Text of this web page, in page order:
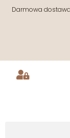
Darmowa